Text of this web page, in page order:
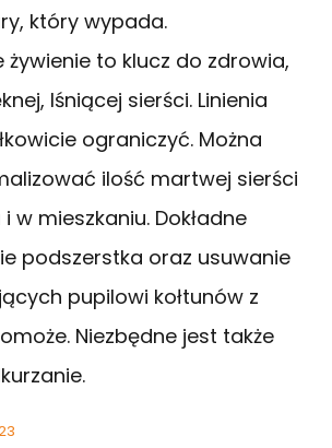
który wypada.
żywienie to klucz do zdrowia,
lśniącej sierści. Linienia
ograniczyć. Można
ilość martwej sierści
w mieszkaniu. Dokładne
podszerstka oraz usuwanie
pupilowi kołtunów z
Niezbędne jest także